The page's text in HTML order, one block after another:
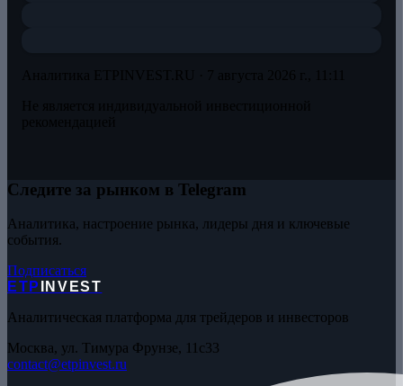
Следите за рынком в Telegram
Аналитика, настроение рынка, лидеры дня и ключевые
события.
Подписаться
ETP
INVEST
Аналитическая платформа для трейдеров и инвесторов
Москва, ул. Тимура Фрунзе, 11с33
contact@etpinvest.ru